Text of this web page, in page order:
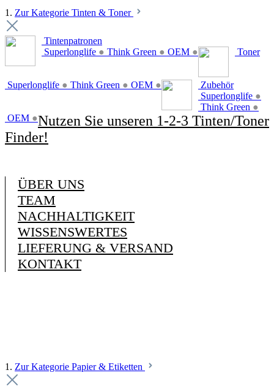
1. Zur Kategorie Tinten & Toner
Tintenpatronen
Superlonglife ● Think Green ● OEM ● Toner
Superlonglife ● Think Green ● OEM ●
Zubehör
Superlonglife ●
Think Green ●
OEM ●Nutzen Sie unseren 1-2-3 Tinten/Toner
Finder!
ÜBER UNS
TEAM
NACHHALTIGKEIT
WISSENSWERTES
LIEFERUNG & VERSAND
KONTAKT
1. Zur Kategorie Papier & Etiketten